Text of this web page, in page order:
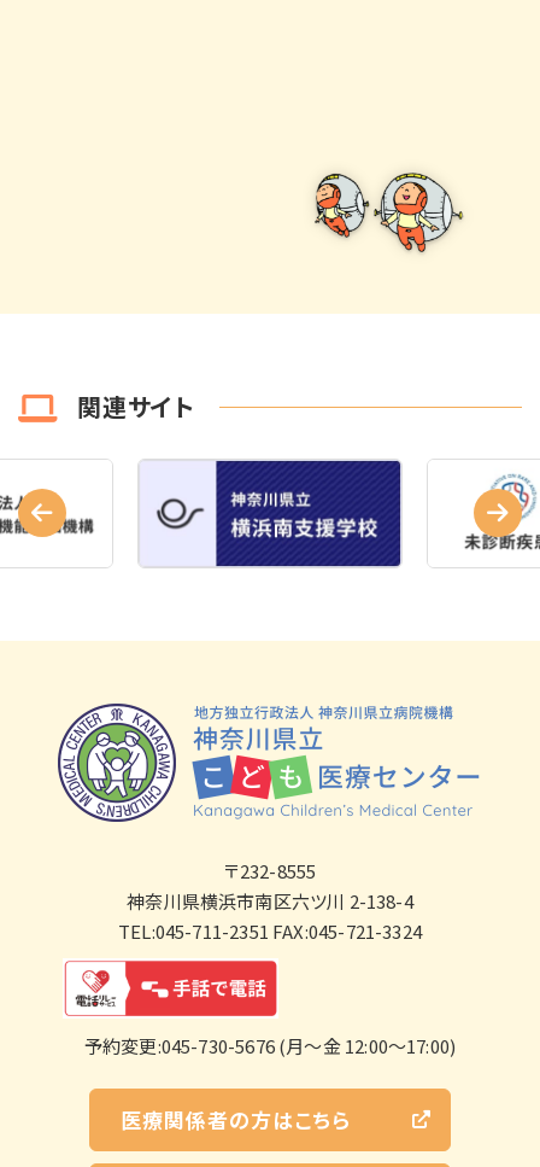
関連サイト
〒232-8555
神奈川県横浜市南区六ツ川 2-138-4
TEL:045-711-2351 FAX:045-721-3324
予約変更:045-730-5676 (月～金 12:00～17:00)
医療関係者の方はこちら